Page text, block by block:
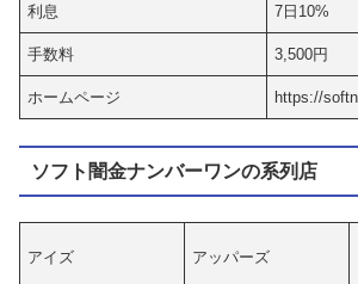
利息 7日10%
手数料 3,500円
ホームページ https://
ソフト闇金ナンバーワンの系列店
アイズ アッパーズ